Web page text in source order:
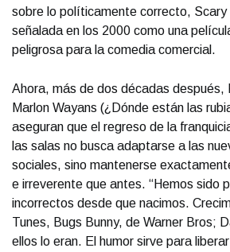
sobre lo políticamente correcto, Scary
señalada en los 2000 como una
peligrosa para la comedia comercial.
Ahora, más de dos décadas después,
Marlon Wayans (¿Dónde están las
aseguran que el regreso de la
las salas no busca adaptarse a las
sociales, sino mantenerse
e irreverente que antes. “Hemos sido
incorrectos desde que nacimos.
Tunes, Bugs Bunny, de Warner Bros;
ellos lo eran. El humor sirve para